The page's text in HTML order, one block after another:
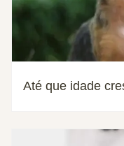
Até que idade